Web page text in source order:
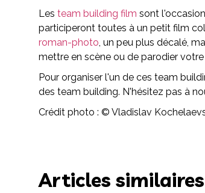
Les team building film sont
participeront toutes à un petit film
roman-photo, un peu plus décalé,
mettre en scène ou de parodier
Pour organiser l'un de ces team
des team building. N'hésitez pas à
Crédit photo : © Vladislav
Articles similaires